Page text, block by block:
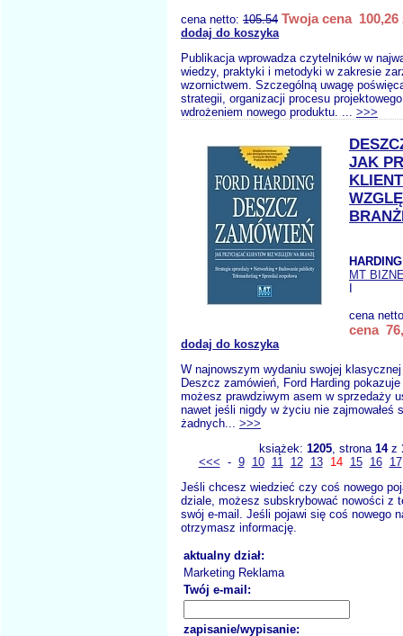
cena netto: 105.54 Twoja cena 100,26
dodaj do koszyka
Publikacja wprowadza czytelników w
wiedzy, praktyki i metodyki w zakresie
wzornictwem. Szczególną uwagę
strategii, organizacji procesu
wdrożeniem nowego produktu. ... >>>
JAK
MT
cena
cena
dodaj do koszyka
W najnowszym wydaniu swojej
Deszcz zamówień, Ford Harding
możesz prawdziwym asem w sprzedaży
nawet jeśli nigdy w życiu nie zajmowałeś
żadnych... >>>
książek: 1205, strona 14z
<<< - 9 10 11 12 13 14 15 16
17
Jeśli chcesz wiedzieć czy coś nowego
dziale, możesz subskrybować nowości z
swój e-mail. Jeśli pojawi się coś nowego
otrzymasz informację.
aktualny dział:
Marketing Reklama
Twój e-mail:
zapisanie/wypisanie: